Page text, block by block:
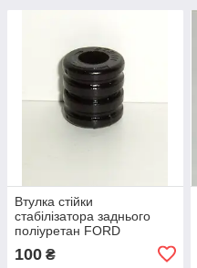
Втулка стійки
стабілізатора заднього
поліуретан FORD
MONDEO II ОЕМ:1054209
100 ₴